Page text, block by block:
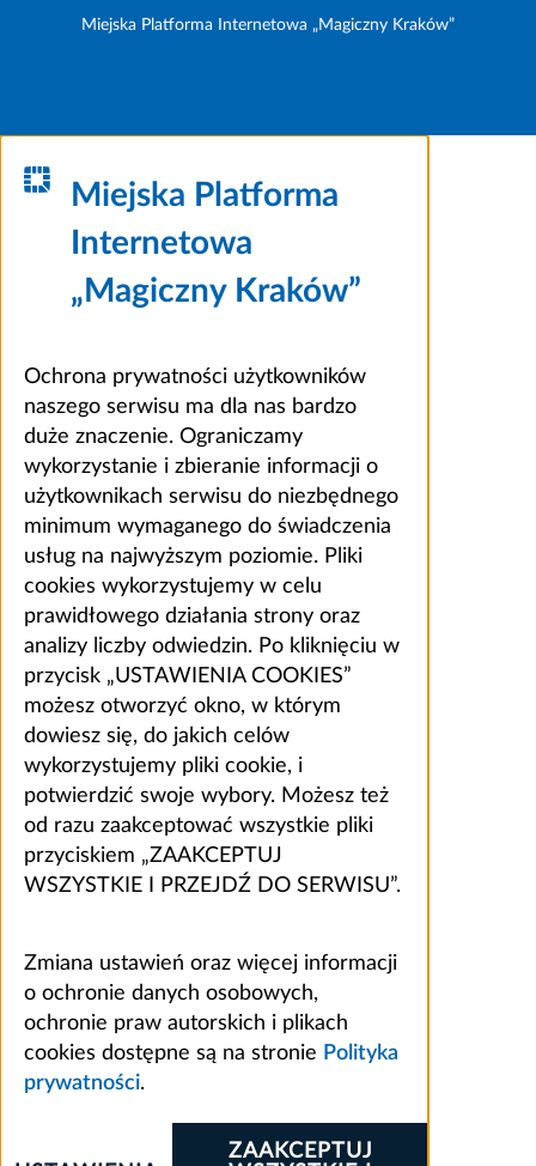
Miejska Platforma Internetowa „Magiczny Kraków”
Miejska Platforma
Internetowa
„Magiczny Kraków”
Ochrona prywatności użytkowników
naszego serwisu ma dla nas bardzo
duże znaczenie. Ograniczamy
wykorzystanie i zbieranie informacji o
użytkownikach serwisu do niezbędnego
minimum wymaganego do świadczenia
usług na najwyższym poziomie. Pliki
cookies wykorzystujemy w celu
prawidłowego działania strony oraz
analizy liczby odwiedzin. Po kliknięciu w
przycisk „USTAWIENIA COOKIES”
możesz otworzyć okno, w którym
dowiesz się, do jakich celów
wykorzystujemy pliki cookie, i
potwierdzić swoje wybory. Możesz też
od razu zaakceptować wszystkie pliki
przyciskiem „ZAAKCEPTUJ
WSZYSTKIE I PRZEJDŹ DO SERWISU”.
Zmiana ustawień oraz więcej informacji
o ochronie danych osobowych,
ochronie praw autorskich i plikach
cookies dostępne są na stronie Polityka
prywatności.
ZAAKCEPTUJ